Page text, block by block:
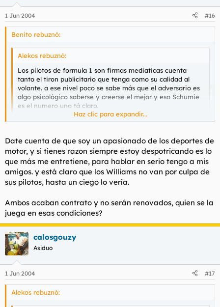
1 Jun 2004 #16
Benito rebuznó:
Alekos rebuznó:
Los pilotos de formula 1 son firmas mediaticas cuenta
tanto el tiron publicitario que tenga como su calidad al
volante. a ese nivel poco se sabe más que el adversario es
algo psicológico saberse y creerse el mejor y eso Schumie
es el numero uno tá claro.
dejarme al Nano traquilo le quedan muchos años por
Para ser un power ranger le veo informao.
Si cuando no esta ud despotricando hasta tiene tema de
conversacion..-
Haz clic para expandir...
Date cuenta de que soy un apasionado de los deportes de
motor, y si tienes razon siempre estoy despotricando es lo
que más me entretiene, para hablar en serio tengo a mis
amigos. y está claro que los Williams no van por culpa de
sus pilotos, hasta un ciego lo vería.
Ambos acaban contrato y no serán renovados, quien se la
juega en esas condiciones?
calosgouzy
Asiduo
1 Jun 2004 #17
Alekos rebuznó: